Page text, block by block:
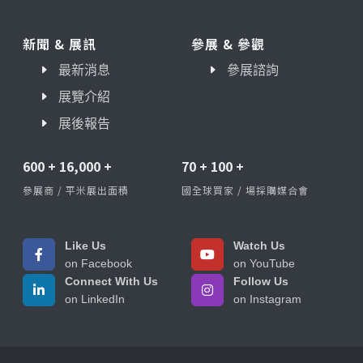
新聞 & 展訊
最新消息
展覽介紹
展後報告
參展 & 參觀
參展諮詢
600 + 16,000 +
參展商 / 平米展出面積
70 + 100 +
國全球買家 / 場採購媒合會
Like Us
on Facebook
Watch Us
on YouTube
Connect With Us
on LinkedIn
Follow Us
on Instagram